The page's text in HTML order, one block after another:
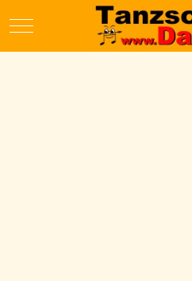
Mobile Menu Toggle